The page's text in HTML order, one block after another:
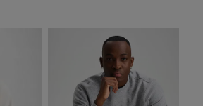
Valitse 2, maksa 44,99€